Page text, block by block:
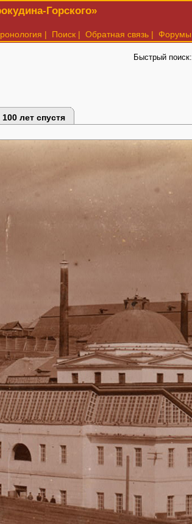
Горского»
| Поиск | Обратная связь | Форумы
Быстрый поиск:
100 лет спустя